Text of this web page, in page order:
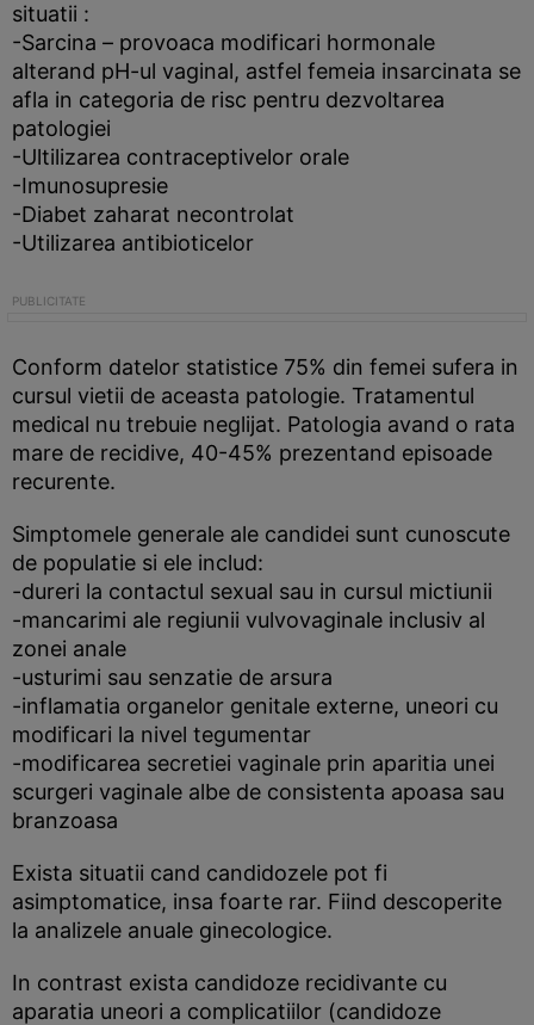
situatii :
-Sarcina – provoaca modificari hormonale
alterand pH-ul vaginal, astfel femeia insarcinata se
afla in categoria de risc pentru dezvoltarea
patologiei
-Ultilizarea contraceptivelor orale
-Imunosupresie
-Diabet zaharat necontrolat
-Utilizarea antibioticelor
Conform datelor statistice 75% din femei sufera in
cursul vietii de aceasta patologie. Tratamentul
medical nu trebuie neglijat. Patologia avand o rata
mare de recidive, 40-45% prezentand episoade
recurente.
Simptomele generale ale candidei sunt cunoscute
de populatie si ele includ:
-dureri la contactul sexual sau in cursul mictiunii
-mancarimi ale regiunii vulvovaginale inclusiv al
zonei anale
-usturimi sau senzatie de arsura
-inflamatia organelor genitale externe, uneori cu
modificari la nivel tegumentar
-modificarea secretiei vaginale prin aparitia unei
scurgeri vaginale albe de consistenta apoasa sau
branzoasa
Exista situatii cand candidozele pot fi
asimptomatice, insa foarte rar. Fiind descoperite
la analizele anuale ginecologice.
In contrast exista candidoze recidivante cu
aparatia uneori a complicatiilor (candidoze